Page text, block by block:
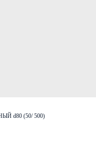
d80 (50/ 500)